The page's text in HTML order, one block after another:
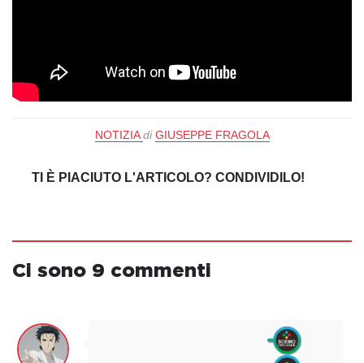
NOTIZIA di GIUSEPPE FRAGOLA
TI È PIACIUTO L'ARTICOLO? CONDIVIDILO!
Ci sono 9 commenti